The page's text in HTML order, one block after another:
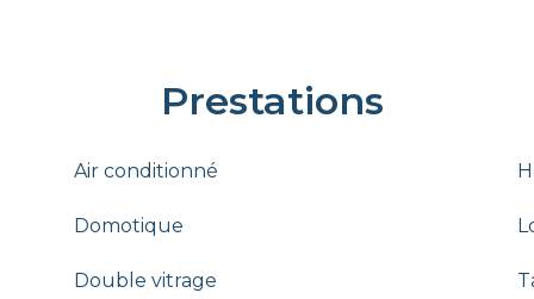
Prestations
Air conditionné
Domotique
Double vitrage